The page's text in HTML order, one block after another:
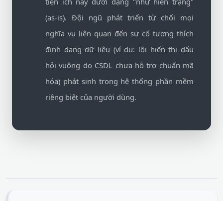
(as-is). Đội ngũ phát triển từ chối mọi
nghĩa vụ liên quan đến sự cố tương thích
định dạng dữ liệu (ví dụ: lỗi hiển thị dấu
hỏi vuông do CSDL chưa hỗ trợ chuẩn mã
hóa) phát sinh trong hệ thống phần mềm
riêng biệt của người dùng.